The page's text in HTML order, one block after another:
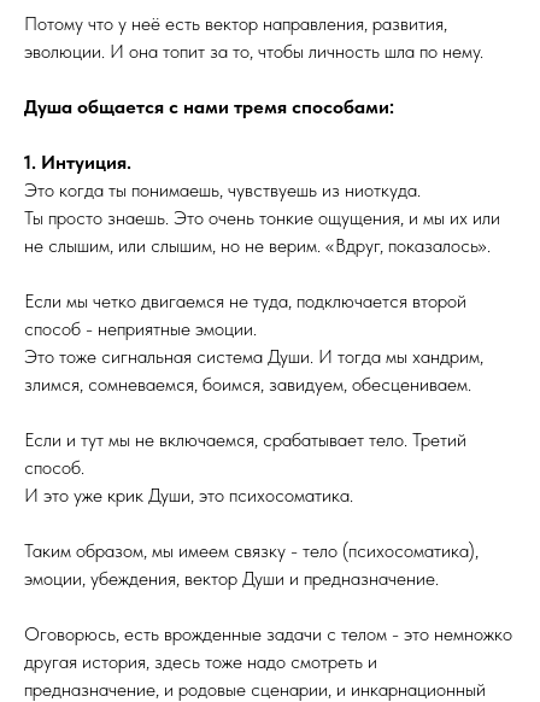
Потому что у неё есть вектор направления, развития,
эволюции. И она топит за то, чтобы личность шла по нему.
Душа общается с нами тремя способами:
1. Интуиция.
Это когда ты понимаешь, чувствуешь из ниоткуда.
Ты просто знаешь. Это очень тонкие ощущения, и мы их или
не слышим, или слышим, но не верим. «Вдруг, показалось».
Если мы четко двигаемся не туда, подключается второй
способ - неприятные эмоции.
Это тоже сигнальная система Души. И тогда мы хандрим,
злимся, сомневаемся, боимся, завидуем, обесцениваем.
Если и тут мы не включаемся, срабатывает тело. Третий
способ.
И это уже крик Души, это психосоматика.
Таким образом, мы имеем связку - тело (психосоматика),
эмоции, убеждения, вектор Души и предназначение.
Оговорюсь, есть врожденные задачи с телом - это немножко
другая история, здесь тоже надо смотреть и
предназначение, и родовые сценарии, и инкарнационный